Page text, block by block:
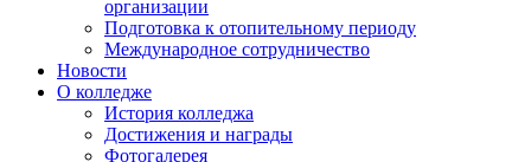
организации
Подготовка к отопительному периоду
Международное сотрудничество
Новости
О колледже
История колледжа
Достижения и награды
Фотогалерея